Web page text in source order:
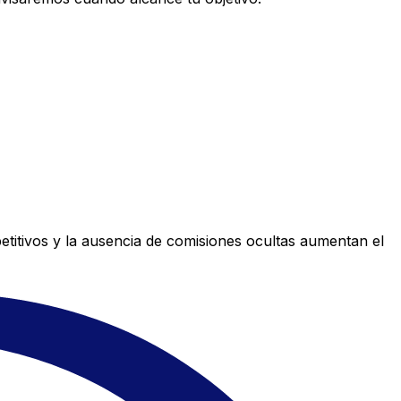
y la ausencia de comisiones ocultas aumentan el